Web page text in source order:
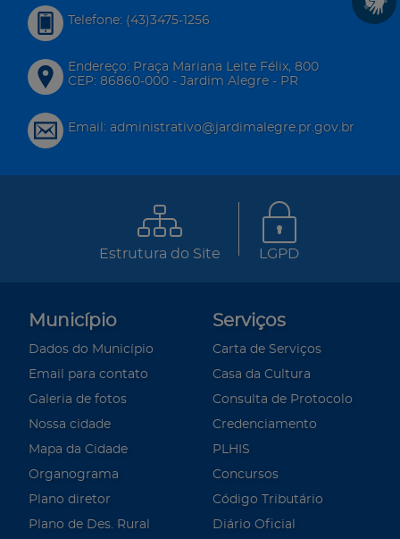
Telefone: (43)3475-1256
Endereço: Praça Mariana Leite Félix, 800
CEP: 86860-000 - Jardim Alegre - PR
Email: administrativo@jardimalegre.pr.gov.br
Estrutura do Site LGPD
Município
Dados do Município
Email para contato
Galeria de fotos
Nossa cidade
Mapa da Cidade
Organograma
Plano diretor
Plano de Des. Rural
Serviços
Carta de Serviços
Casa da Cultura
Consulta de Protocolo
Credenciamento
PLHIS
Concursos
Código Tributário
Diário Oficial